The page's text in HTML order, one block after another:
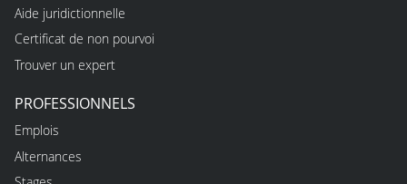
Aide juridictionnelle
Certificat de non pourvoi
Trouver un expert
PROFESSIONNELS
Emplois
Alternances